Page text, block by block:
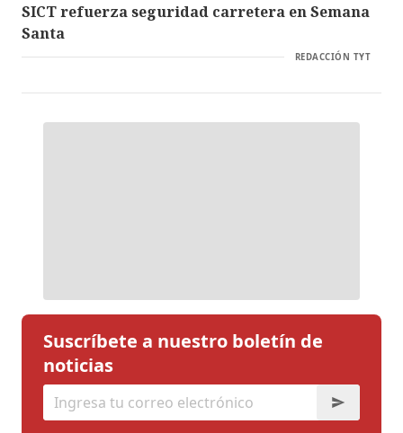
SICT refuerza seguridad carretera en Semana
Santa
REDACCIÓN TYT
Suscríbete a nuestro boletín de
noticias